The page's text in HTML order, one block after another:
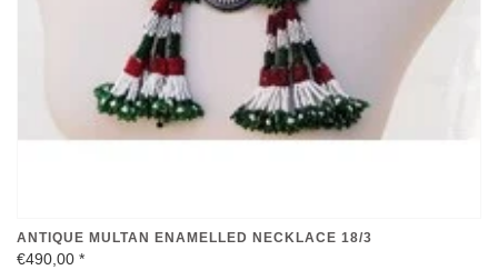
€490,00*